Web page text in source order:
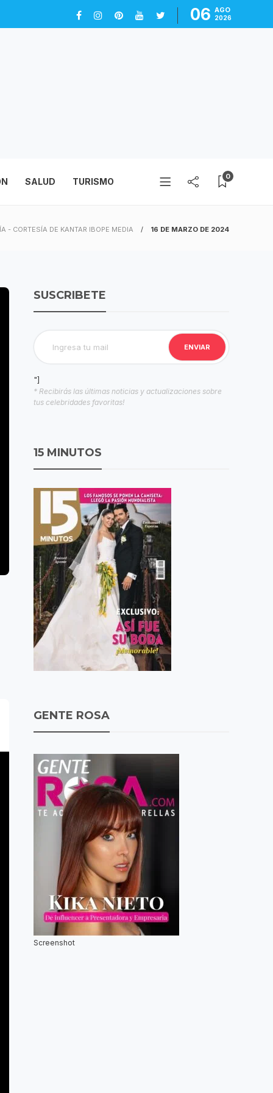
06 AGO
2026
SALUD TURISMO 0
- CORTESÍA DE KANTAR IBOPE MEDIA 16 DE MARZO DE 2024
SUSCRIBETE
"]
* Recibirás las últimas noticias y actualizaciones sobre
tus celebridades favoritas!
15 MINUTOS
GENTE ROSA
Screenshot